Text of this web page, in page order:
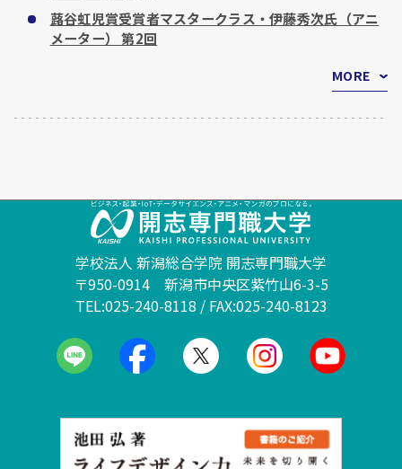
蕗谷虹児賞受賞者マスタークラス・伊藤秀次氏（アニ
メーター） 第2回
MORE
学校法人 新潟総合学院 開志専門職大学
〒950-0914 新潟市中央区紫竹山6-3-5
TEL:025-240-8118 / FAX:025-240-8123